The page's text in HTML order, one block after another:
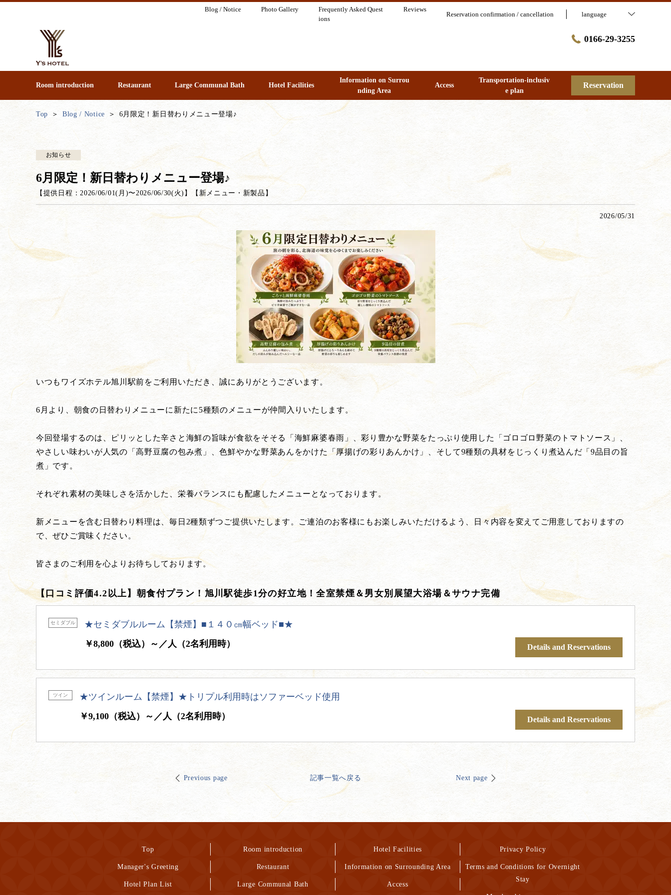
Blog / Notice Photo Gallery
Frequently Asked Quest
ions
Reviews
Reservation confirmation / cancellation language
0166-29-3255
Room introduction Restaurant Large Communal Bath Hotel Facilities
Information on Surrou
nding Area
Access
Transportation-inclusiv
e plan
Reservation
Top Blog / Notice 6月限定！新日替わりメニュー登場♪
お知らせ
6月限定！新日替わりメニュー登場♪
【提供日程：2026/06/01(月)〜2026/06/30(火) 】 【 新メニュー・新製品 】
2026/05/31
いつもワイズホテル旭川駅前をご利用いただき、誠にありがとうございます。
6月より、朝食の日替わりメニューに新たに5種類のメニューが仲間入りいたします。
今回登場するのは、ピリッとした辛さと海鮮の旨味が食欲をそそる「海鮮麻婆春雨」、彩り豊かな野菜をたっぷり使用した「ゴロゴロ野菜のトマトソース」、
やさしい味わいが人気の「高野豆腐の包み煮」、色鮮やかな野菜あんをかけた「厚揚げの彩りあんかけ」、そして9種類の具材をじっくり煮込んだ「9品目の旨
煮」です。
それぞれ素材の美味しさを活かした、栄養バランスにも配慮したメニューとなっております。
新メニューを含む日替わり料理は、毎日2種類ずつご提供いたします。ご連泊のお客様にもお楽しみいただけるよう、日々内容を変えてご用意しておりますの
で、ぜひご賞味ください。
皆さまのご利用を心よりお待ちしております。
【口コミ評価4.2以上】朝食付プラン！旭川駅徒歩1分の好立地！全室禁煙＆男女別展望大浴場＆サウナ完備
セミダブル
★セミダブルルーム【禁煙】■１４０㎝幅ベッド■★
￥8,800（税込）～／人（2名利用時）
Details and Reservations
ツイン
★ツインルーム【禁煙】★トリプル利用時はソファーベッド使用
￥9,100（税込）～／人（2名利用時）
Details and Reservations
Previous page 記事一覧へ戻る Next page
Top
Manager's Greeting
Hotel Plan List
Room introduction
Restaurant
Large Communal Bath
Hotel Facilities
Information on Surrounding Area
Access
Privacy Policy
Terms and Conditions for Overnight
Stay